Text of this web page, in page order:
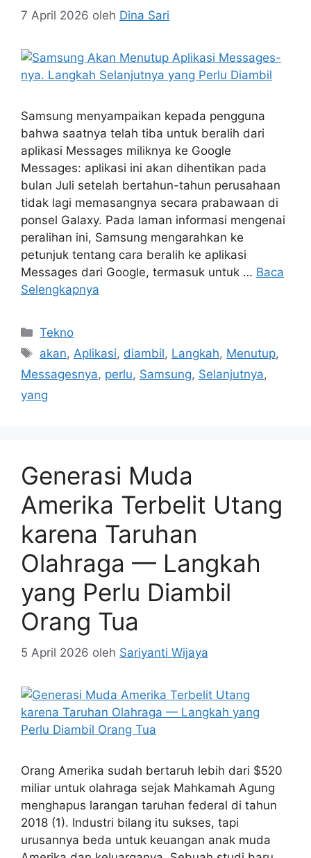
7 April 2026 oleh Dina Sari
Samsung menyampaikan kepada pengguna
bahwa saatnya telah tiba untuk beralih dari
aplikasi Messages miliknya ke Google
Messages: aplikasi ini akan dihentikan pada
bulan Juli setelah bertahun-tahun perusahaan
tidak lagi memasangnya secara prabawaan di
ponsel Galaxy. Pada laman informasi mengenai
peralihan ini, Samsung mengarahkan ke
petunjuk tentang cara beralih ke aplikasi
Messages dari Google, termasuk untuk … Baca
Selengkapnya
Kategori
Tekno
Tag
akan,Aplikasi, diambil, Langkah, Menutup,
Messagesnya, perlu, Samsung, Selanjutnya,
yang
Generasi Muda
Amerika Terbelit Utang
karena Taruhan
Olahraga — Langkah
yang Perlu Diambil
Orang Tua
5 April 2026 oleh Sariyanti Wijaya
Orang Amerika sudah bertaruh lebih dari $520
miliar untuk olahraga sejak Mahkamah Agung
menghapus larangan taruhan federal di tahun
2018 (1). Industri bilang itu sukses, tapi
urusannya beda untuk keuangan anak muda